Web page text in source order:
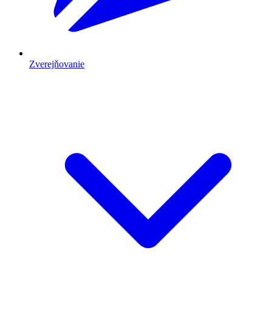
Zverejňovanie